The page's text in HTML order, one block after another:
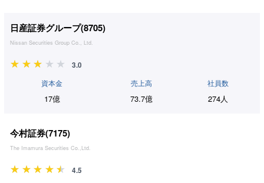
日産証券グループ(8705)
Nissan Securities Group Co., Ltd.
3.0
資本金
17億
売上高
73.7億
社員数
274人
今村証券(7175)
The Imamura Securities Co.,Ltd.
4.5